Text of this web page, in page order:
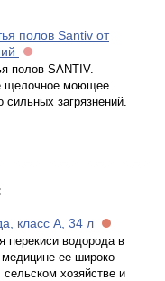
полов Santiv от
полов SANTIV.
щелочное моющее
сильных загрязнений.
класс А, 34 л
перекиси водорода в
ее широко
хозяйстве и